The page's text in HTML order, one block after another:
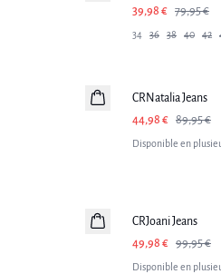
39,98 € 79,95 €
34 36 38 40 42
CRNatalia Jeans
44,98 € 89,95 €
Disponible en
CRJoani Jeans
49,98 € 99,95 €
Disponible en